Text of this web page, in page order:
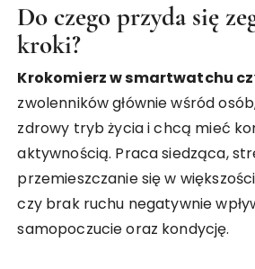
Do czego przyda się
kroki?
Krokomierz w smartwatchu
zwolenników głównie wśród
zdrowy tryb życia i chcą mieć
aktywnością. Praca siedząca,
przemieszczanie się w
czy brak ruchu negatywnie
samopoczucie oraz kondycję.